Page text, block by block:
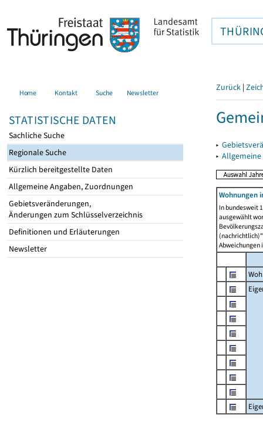
Home Kontakt Suche Newsletter
STATISTISCHE DATEN
Sachliche Suche
Regionale Suche
Kürzlich bereitgestellte Daten
Allgemeine Angaben, Zuordnungen
Gebietsveränderungen,
Änderungen zum Schlüsselverzeichnis
Definitionen und Erläuterungen
Newsletter
Zurück |
▸
▸
Wohnungen
In bundesweit
ausgewählt
Abweichungen